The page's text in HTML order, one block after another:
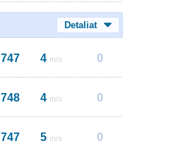
Detaliat
747 4 m/s 0
748 4 m/s 0
747 5 m/s 0